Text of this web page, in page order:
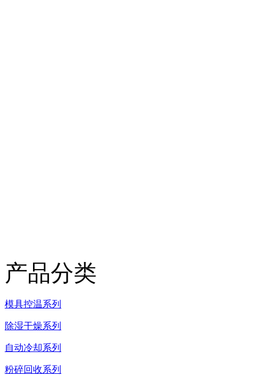
产品分类
模具控温系列
除湿干燥系列
自动冷却系列
粉碎回收系列